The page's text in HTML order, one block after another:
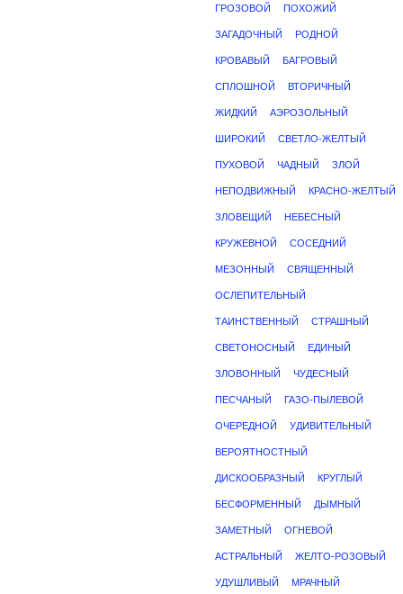
ГРОЗОВОЙ ПОХОЖИЙ
ЗАГАДОЧНЫЙ РОДНОЙ
КРОВАВЫЙ БАГРОВЫЙ
СПЛОШНОЙ ВТОРИЧНЫЙ
ЖИДКИЙ АЭРОЗОЛЬНЫЙ
ШИРОКИЙ СВЕТЛО-ЖЕЛТЫЙ
ПУХОВОЙ ЧАДНЫЙ ЗЛОЙ
НЕПОДВИЖНЫЙ КРАСНО-ЖЕЛТЫЙ
ЗЛОВЕЩИЙ НЕБЕСНЫЙ
КРУЖЕВНОЙ СОСЕДНИЙ
МЕЗОННЫЙ СВЯЩЕННЫЙ
ОСЛЕПИТЕЛЬНЫЙ
ТАИНСТВЕННЫЙ СТРАШНЫЙ
СВЕТОНОСНЫЙ ЕДИНЫЙ
ЗЛОВОННЫЙ ЧУДЕСНЫЙ
ПЕСЧАНЫЙ ГАЗО-ПЫЛЕВОЙ
ОЧЕРЕДНОЙ УДИВИТЕЛЬНЫЙ
ВЕРОЯТНОСТНЫЙ
ДИСКООБРАЗНЫЙ КРУГЛЫЙ
БЕСФОРМЕННЫЙ ДЫМНЫЙ
ЗАМЕТНЫЙ ОГНЕВОЙ
АСТРАЛЬНЫЙ ЖЕЛТО-РОЗОВЫЙ
УДУШЛИВЫЙ МРАЧНЫЙ